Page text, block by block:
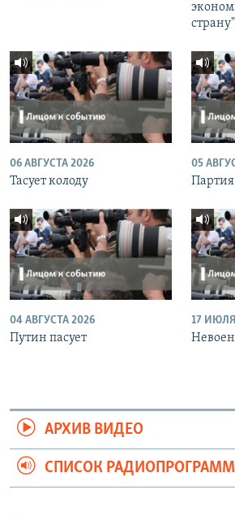
страну"
06 АВГУСТА 2026
Тасует колоду
05
04 АВГУСТА 2026
Путин пасует
17
АРХИВ ВИДЕО
СПИСОК РАДИОПРОГРАММ